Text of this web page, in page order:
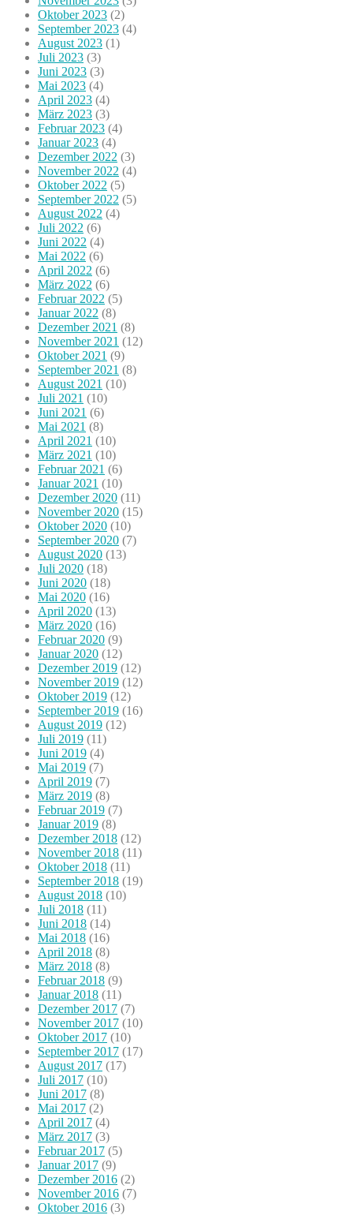
Oktober 2023 (2)
September 2023 (4)
August 2023 (1)
Juli 2023 (3)
Juni 2023 (3)
Mai 2023 (4)
April 2023 (4)
März 2023 (3)
Februar 2023 (4)
Januar 2023 (4)
Dezember 2022 (3)
November 2022 (4)
Oktober 2022 (5)
September 2022 (5)
August 2022 (4)
Juli 2022 (6)
Juni 2022 (4)
Mai 2022 (6)
April 2022 (6)
März 2022 (6)
Februar 2022 (5)
Januar 2022 (8)
Dezember 2021 (8)
November 2021 (12)
Oktober 2021 (9)
September 2021 (8)
August 2021 (10)
Juli 2021 (10)
Juni 2021 (6)
Mai 2021 (8)
April 2021 (10)
März 2021 (10)
Februar 2021 (6)
Januar 2021 (10)
Dezember 2020 (11)
November 2020 (15)
Oktober 2020 (10)
September 2020 (7)
August 2020 (13)
Juli 2020 (18)
Juni 2020 (18)
Mai 2020 (16)
April 2020 (13)
März 2020 (16)
Februar 2020 (9)
Januar 2020 (12)
Dezember 2019 (12)
November 2019 (12)
Oktober 2019 (12)
September 2019 (16)
August 2019 (12)
Juli 2019 (11)
Juni 2019 (4)
Mai 2019 (7)
April 2019 (7)
März 2019 (8)
Februar 2019 (7)
Januar 2019 (8)
Dezember 2018 (12)
November 2018 (11)
Oktober 2018 (11)
September 2018 (19)
August 2018 (10)
Juli 2018 (11)
Juni 2018 (14)
Mai 2018 (16)
April 2018 (8)
März 2018 (8)
Februar 2018 (9)
Januar 2018 (11)
Dezember 2017 (7)
November 2017 (10)
Oktober 2017 (10)
September 2017 (17)
August 2017 (17)
Juli 2017 (10)
Juni 2017 (8)
Mai 2017 (2)
April 2017 (4)
März 2017 (3)
Februar 2017 (5)
Januar 2017 (9)
Dezember 2016 (2)
November 2016 (7)
Oktober 2016 (3)